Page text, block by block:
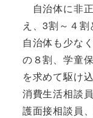
自治体に非
え、3割～４
自治体も少な
の８割、学童
を求めて駆け
消費生活相談
護面接相談員